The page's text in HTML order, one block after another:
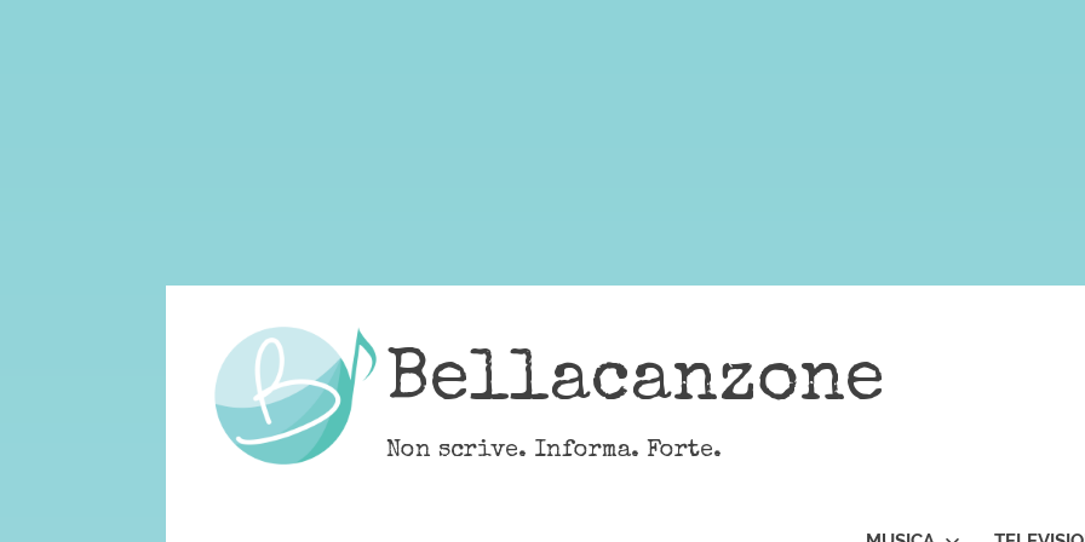
content
Bellacanzone
Non scrive. Informa. Forte.